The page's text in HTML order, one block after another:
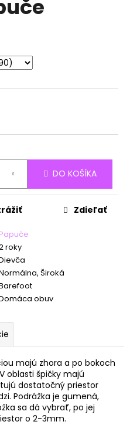
DO KOŠÍKA
Papuče
roky
Široká
obuv
Zdieľať
majú zhora a po bokoch
oblasti špičky majú
dostatočný priestor
Podrážka je gumená,
sa dá vybrať, po jej
o 2-3mm.